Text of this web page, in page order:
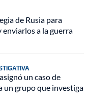
de Rusia para
a la guerra
un caso de
un grupo que investiga